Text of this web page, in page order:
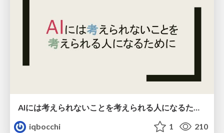
AIには考えられないことを考えられる人になるために
iqbocchi
1 210